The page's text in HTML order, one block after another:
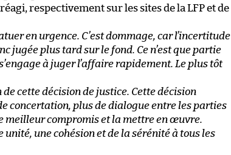
respectivement sur les sites de la LFP et de
en urgence. C’est dommage, car l’incertitude
jugée plus tard sur le fond. Ce n’est que partie
à juger l’affaire rapidement. Le plus tôt
cette décision de justice. Cette décision
concertation, plus de dialogue entre les parties
meilleur compromis et la mettre en œuvre.
une cohésion et de la sérénité à tous les